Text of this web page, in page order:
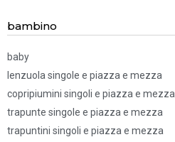
bambino
baby
lenzuola singole e piazza e mezza
copripiumini singoli e piazza e mezza
trapunte singole e piazza e mezza
trapuntini singoli e piazza e mezza